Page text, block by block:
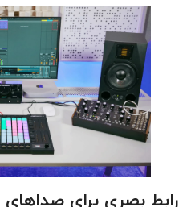
رابط بصری برای